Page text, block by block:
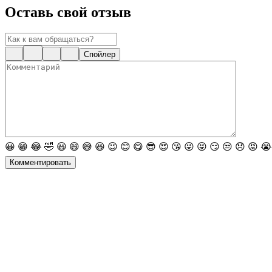
Оставь свой отзыв
Спойлер
😀 😁 😂 🤣 😃 😄 😅 😆 😉 😊 😋 😎 😍 😘 😜 😝 😏 😒 😞 😡 😭
Комментировать